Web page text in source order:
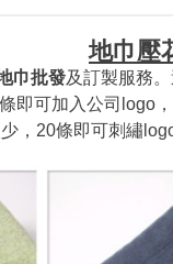
地巾壓
巾批發及訂製服務
即可加入公司logo
，20條即可刺繡